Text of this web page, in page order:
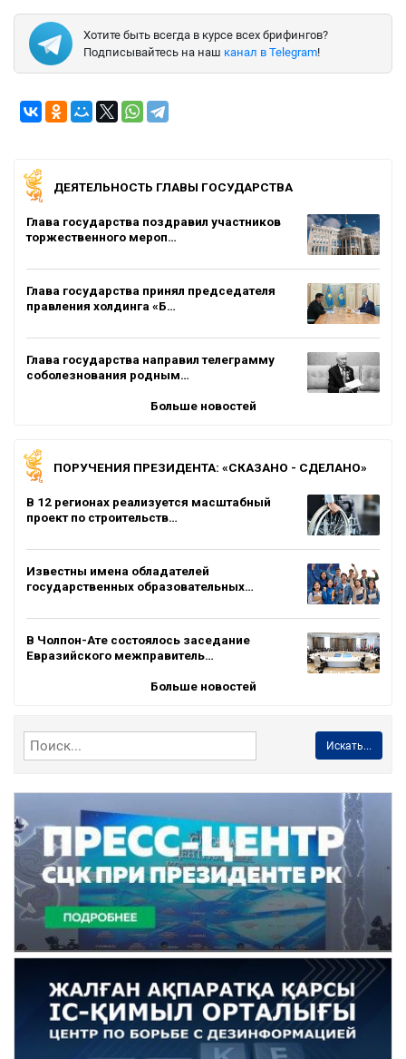
Хотите быть всегда в курсе всех брифингов?
Подписывайтесь на наш канал в Telegram!
ДЕЯТЕЛЬНОСТЬ ГЛАВЫ ГОСУДАРСТВА
Глава государства поздравил участников
торжественного мероп…
Глава государства принял председателя
правления холдинга «Б…
Глава государства направил телеграмму
соболезнования родным…
Больше новостей
ПОРУЧЕНИЯ ПРЕЗИДЕНТА: «СКАЗАНО - СДЕЛАНО»
В 12 регионах реализуется масштабный
проект по строительств…
Известны имена обладателей
государственных образовательных…
В Чолпон-Ате состоялось заседание
Евразийского межправитель…
Больше новостей
Искать...